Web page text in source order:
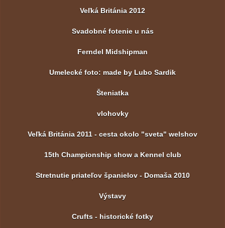
Veľká Británia 2012
Svadobné fotenie u nás
Ferndel Midshipman
Umelecké foto: made by Lubo Sardik
Šteniatka
vlohovky
Veľká Británia 2011 - cesta okolo "sveta" welshov
15th Championship show a Kennel club
Stretnutie priateľov španielov - Domaša 2010
Výstavy
Crufts - historické fotky